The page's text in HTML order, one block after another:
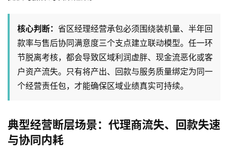
核心判断： 省区经理经营承包必须围绕装机量、半年回
款率与售后协同满意度三个支点建立联动模型。任一环
节脱离考核，都会导致区域利润虚胖、现金流恶化或客
户资产流失。只有将产出、回款与服务质量绑定为同一
个经营责任包，才能确保区域业绩真实可持续。
典型经营断层场景：代理商流失、回款失速
与协同内耗